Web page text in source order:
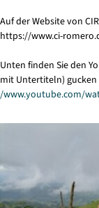
Auf der Website von
https://www.ci-
Unten finden Sie den
mit Untertiteln)
/www.youtube.com/